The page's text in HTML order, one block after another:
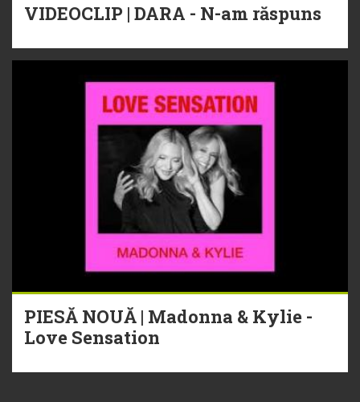
VIDEOCLIP | DARA - N-am răspuns
PIESĂ NOUĂ | Madonna & Kylie -
Love Sensation